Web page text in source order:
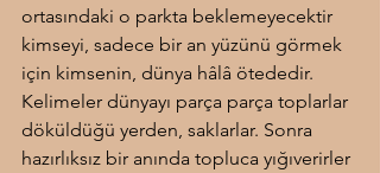
ortasındaki o parkta beklemeyecektir
kimseyi, sadece bir an yüzünü görmek
için kimsenin, dünya hâlâ ötededir.
Kelimeler dünyayı parça parça toplarlar
döküldüğü yerden, saklarlar. Sonra
hazırlıksız bir anında topluca yığıverirler